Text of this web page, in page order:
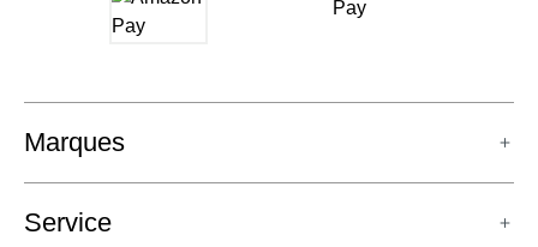
Marques
Service